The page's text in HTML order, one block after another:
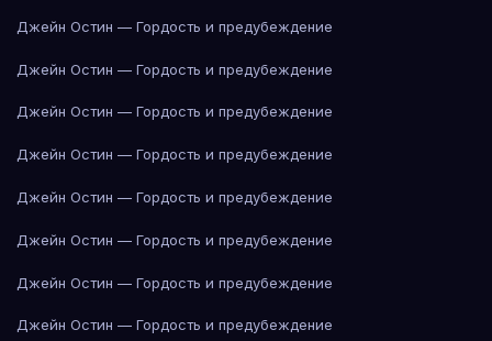
Джейн Остин — Гордость и предубеждение
Джейн Остин — Гордость и предубеждение
Джейн Остин — Гордость и предубеждение
Джейн Остин — Гордость и предубеждение
Джейн Остин — Гордость и предубеждение
Джейн Остин — Гордость и предубеждение
Джейн Остин — Гордость и предубеждение
Джейн Остин — Гордость и предубеждение